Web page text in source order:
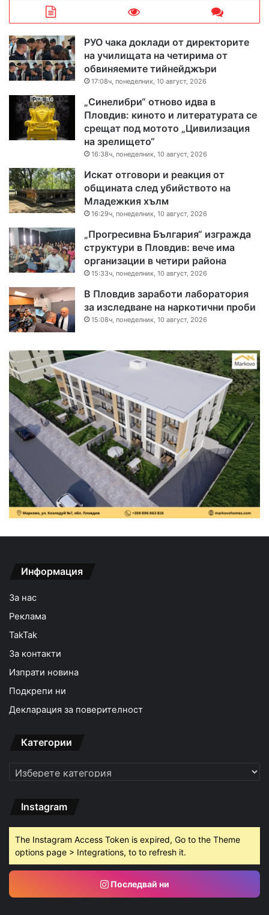
РУО чака доклади от директорите
на училищата на четирима от
обвиняемите тийнейджъри
17:08ч, понеделник, 10 август, 2026
„Синелибри“ отново идва в
Пловдив: киното и литературата се
срещат под мотото „Цивилизация
на зрелището“
16:38ч, понеделник, 10 август, 2026
Искат отговори и реакция от
общината след убийството на
Младежкия хълм
16:29ч, понеделник, 10 август, 2026
„Прогресивна България“ изгражда
структури в Пловдив: вече има
организации в четири района
15:33ч, понеделник, 10 август, 2026
В Пловдив заработи лаборатория
за изследване на наркотични проби
15:08ч, понеделник, 10 август, 2026
Информация
За нас
Реклама
TakTak
За контакти
Изпрати новина
Подкрепи ни
Декларация за поверителност
Категории
Категории
Instagram
The Instagram Access Token is expired, Go to the Theme
options page > Integrations, to to refresh it.
Последвай ни